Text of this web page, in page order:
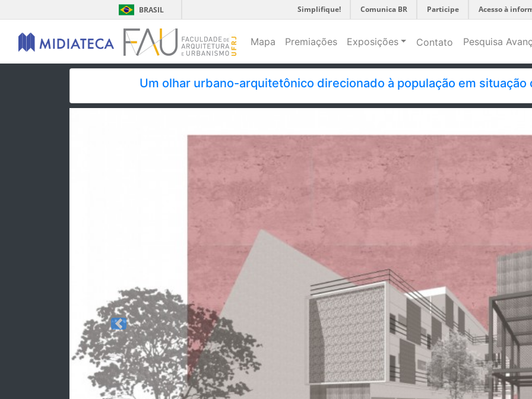
BRASIL Simplifique! Comunica BR Participe Acesso à
Mapa Premiações Exposições Contato Pesquisa
Um olhar urbano-arquitetônico direcionado à população em situação
Previous